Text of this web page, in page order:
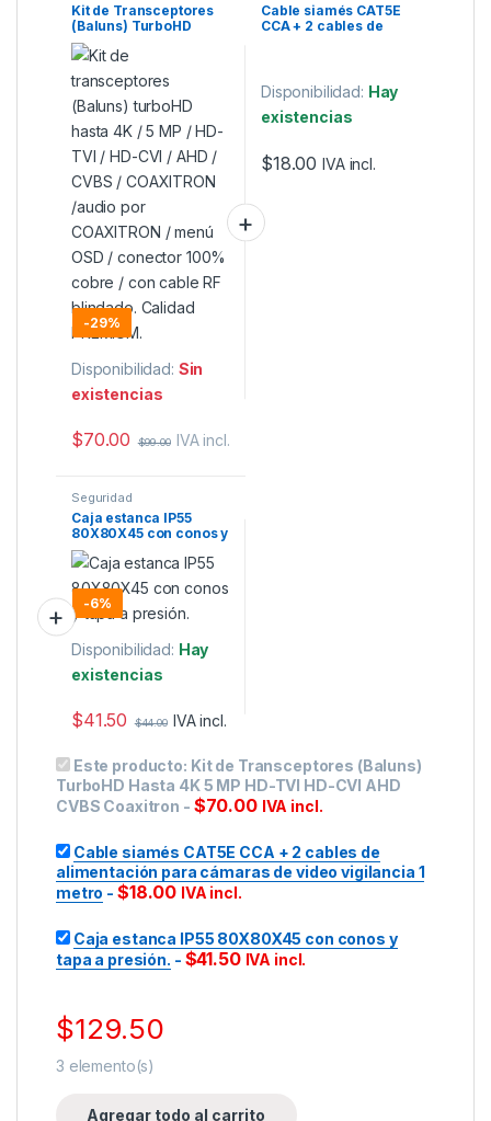
Kit de Transceptores
(Baluns) TurboHD
Hasta 4K 5 MP HD-TVI
HD-CVI AHD CVBS
-29%
Disponibilidad: Sin
existencias
$70.00 $99.00 IVA incl.
Cable siamés CAT5E
CCA + 2 cables de
Disponibilidad: Hay
existencias
$18.00 IVA incl.
Seguridad
Caja estanca IP55
80X80X45 con conos y
tapa a presión.
-6%
Disponibilidad: Hay
existencias
$41.50 $44.00 IVA incl.
Este producto: Kit de Transceptores (Baluns)
TurboHD Hasta 4K 5 MP HD-TVI HD-CVI AHD
CVBS Coaxitron - $70.00 IVA incl.
Cable siamés CAT5E CCA + 2 cables de
alimentación para cámaras de video vigilancia 1
metro - $18.00 IVA incl.
Caja estanca IP55 80X80X45 con conos y
tapa a presión. - $41.50 IVA incl.
$129.50
3 elemento(s)
Agregar todo al carrito